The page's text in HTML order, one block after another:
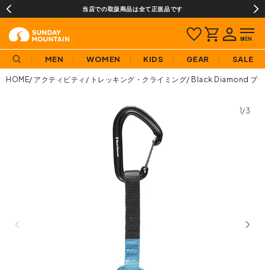
当店での取扱商品は全て正規品です
MEN WOMEN KIDS GEAR SALE
HOME アクティビティ トレッキング・クライミング Black Diamond ブラ
1/3